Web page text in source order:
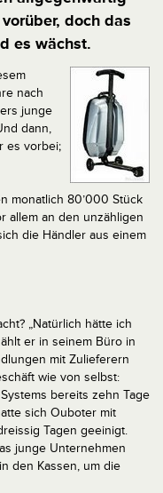
doch das
es wächst.
nach
junge
dann,
es vorbei;
monatlich 80’000 Stück
allem an den unzähligen
die Händler aus einem
„Natürlich hätte ich
er in seinem Büro in
mit Zulieferern
wie von selbst:
bereits zehn Tage
sich Ouboter mit
Tagen geeinigt.
junge Unternehmen
den Kassen, um die